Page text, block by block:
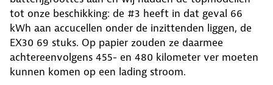
tot onze beschikking: de #3 heeft in dat geval 66
kWh aan accucellen onder de inzittenden liggen, de
EX30 69 stuks. Op papier zouden ze daarmee
achtereenvolgens 455- en 480 kilometer ver moeten
kunnen komen op een lading stroom.